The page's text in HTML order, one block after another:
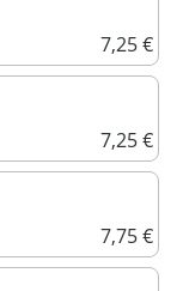
7,25 €
7,25 €
7,75 €